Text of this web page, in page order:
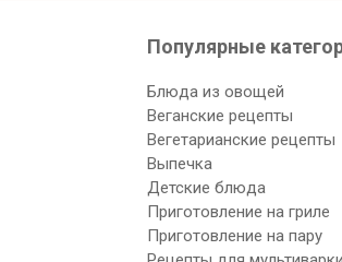
Популярные
Блюда из овощей
Веганские рецепты
Вегетарианские рецепты
Выпечка
Детские блюда
Приготовление на гриле
Приготовление на пару